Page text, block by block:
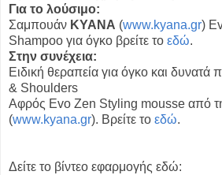
Για το λούσιμο:
Σαμπουάν ΚΥΑΝΑ (www.kyana.gr)
Shampoo για όγκο βρείτε το εδώ.
Στην συνέχεια:
Ειδική θεραπεία για όγκο και δυνατά
& Shoulders
Αφρός Evo Zen Styling mousse από
(www.kyana.gr). Βρείτε το εδώ.
Δείτε το βίντεο εφαρμογής εδώ: